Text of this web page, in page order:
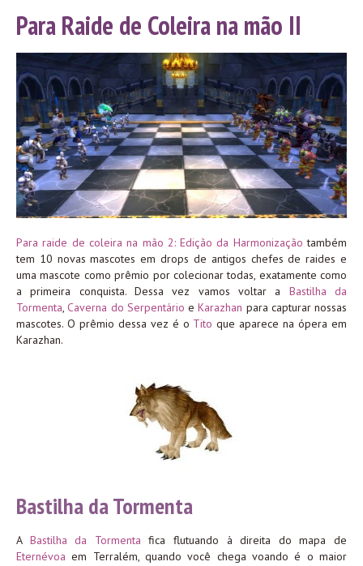
Para Raide de Coleira na mão II
Para raide de coleira na mão 2: Edição da Harmonização também
tem 10 novas mascotes em drops de antigos chefes de raides e
uma mascote como prêmio por colecionar todas, exatamente como
a primeira conquista. Dessa vez vamos voltar a Bastilha da
Tormenta,Caverna do Serpentário eKarazhan para capturar nossas
mascotes. O prêmio dessa vez é o Tito que aparece na ópera em
Karazhan.
Bastilha da Tormenta
A Bastilha da Tormenta fica flutuando à direita do mapa de
Eternévoa em Terralém, quando você chega voando é o maior